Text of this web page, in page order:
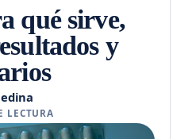
qué sirve,
y
LECTURA